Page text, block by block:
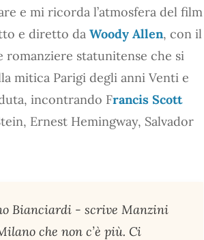
e mi ricorda l’atmosfera del film
e diretto da Woody Allen, con il
romanziere statunitense che si
mitica Parigi degli anni Venti e
incontrando Francis Scott
Ernest Hemingway, Salvador
Bianciardi - scrive Manzini
che non c’è più. Ci